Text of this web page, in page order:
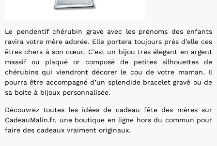
Le pendentif chérubin gravé avec les prénoms des enfants
ravira votre mère adorée. Elle portera toujours près d’elle ces
êtres chers à son cœur. C’est un bijou très élégant en argent
massif ou plaqué or composé de petites silhouettes de
chérubins qui viendront décorer le cou de votre maman. Il
pourra être accompagné d’un splendide bracelet gravé ou de
sa boite à bijoux personnalisée.
Découvrez toutes les idées de cadeau fête des mères sur
CadeauMalin.fr, une boutique en ligne hors du commun pour
faire des cadeaux vraiment originaux.